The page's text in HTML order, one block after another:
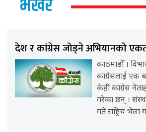
भर्खर
देश र कांग्रेस जोड्ने अभियानको
काठमाडौँ ।
कांग्रेसलाई एक
केही कांग्रेस
गरेका छन् ।
गते राष्ट्रिय भेला